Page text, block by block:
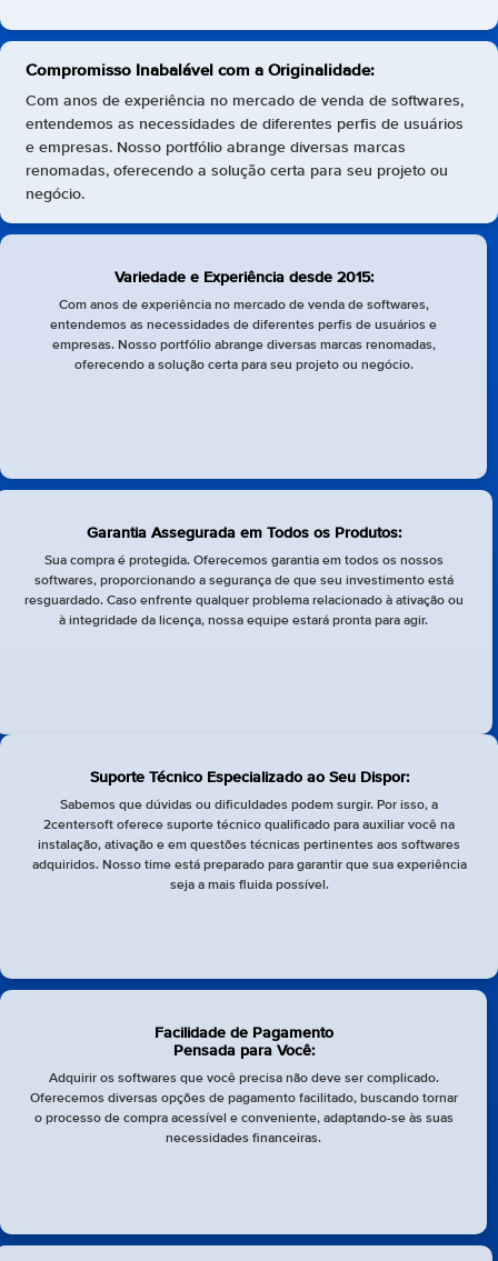
Compromisso Inabalável com a Originalidade:
Com anos de experiência no mercado de venda de softwares,
entendemos as necessidades de diferentes perfis de usuários
e empresas. Nosso portfólio abrange diversas marcas
renomadas, oferecendo a solução certa para seu projeto ou
negócio.
Variedade e Experiência desde 2015:
Com anos de experiência no mercado de venda de softwares,
entendemos as necessidades de diferentes perfis de usuários e
empresas. Nosso portfólio abrange diversas marcas renomadas,
oferecendo a solução certa para seu projeto ou negócio.
Garantia Assegurada em Todos os Produtos:
Sua compra é protegida. Oferecemos garantia em todos os nossos
softwares, proporcionando a segurança de que seu investimento está
resguardado. Caso enfrente qualquer problema relacionado à ativação ou
à integridade da licença, nossa equipe estará pronta para agir.
Suporte Técnico Especializado ao Seu Dispor:
Sabemos que dúvidas ou dificuldades podem surgir. Por isso, a
2centersoft oferece suporte técnico qualificado para auxiliar você na
instalação, ativação e em questões técnicas pertinentes aos softwares
adquiridos. Nosso time está preparado para garantir que sua experiência
seja a mais fluida possível.
Facilidade de Pagamento
Pensada para Você:
Adquirir os softwares que você precisa não deve ser complicado.
Oferecemos diversas opções de pagamento facilitado, buscando tornar
o processo de compra acessível e conveniente, adaptando-se às suas
necessidades financeiras.